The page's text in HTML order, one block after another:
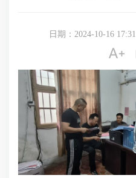
日期：2024-10-16 17:31
